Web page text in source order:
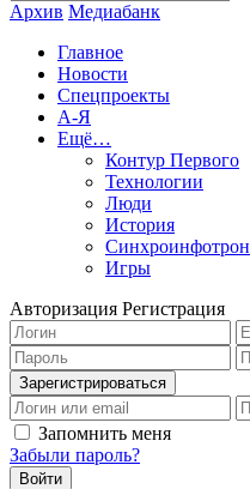
Архив Медиабанк
Главное
Новости
Спецпроекты
А-Я
Ещё…
Контур Первого
Технологии
Люди
История
Синхроинфотрон
Игры
Авторизация Регистрация
Запомнить меня
Забыли пароль?